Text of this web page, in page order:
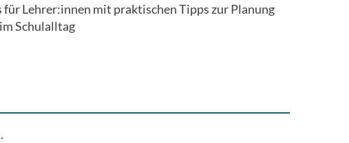
für Lehrer:innen mit praktischen Tipps zur Planung
Schulalltag